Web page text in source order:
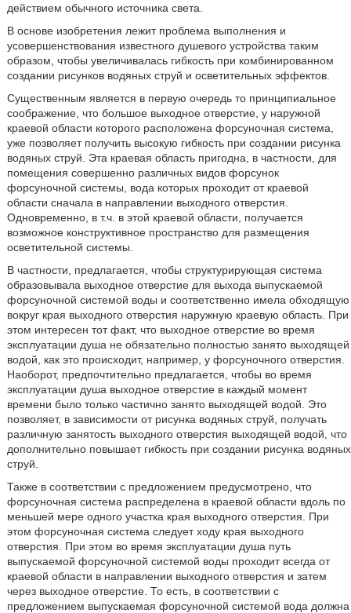
действием обычного источника света.
В основе изобретения лежит проблема выполнения и
усовершенствования известного душевого устройства таким
образом, чтобы увеличивалась гибкость при комбинированном
создании рисунков водяных струй и осветительных эффектов.
Существенным является в первую очередь то принципиальное
соображение, что большое выходное отверстие, у наружной
краевой области которого расположена форсуночная система,
уже позволяет получить высокую гибкость при создании рисунка
водяных струй. Эта краевая область пригодна, в частности, для
помещения совершенно различных видов форсунок
форсуночной системы, вода которых проходит от краевой
области сначала в направлении выходного отверстия.
Одновременно, в т.ч. в этой краевой области, получается
возможное конструктивное пространство для размещения
осветительной системы.
В частности, предлагается, чтобы структурирующая система
образовывала выходное отверстие для выхода выпускаемой
форсуночной системой воды и соответственно имела обходящую
вокруг края выходного отверстия наружную краевую область. При
этом интересен тот факт, что выходное отверстие во время
эксплуатации душа не обязательно полностью занято выходящей
водой, как это происходит, например, у форсуночного отверстия.
Наоборот, предпочтительно предлагается, чтобы во время
эксплуатации душа выходное отверстие в каждый момент
времени было только частично занято выходящей водой. Это
позволяет, в зависимости от рисунка водяных струй, получать
различную занятость выходного отверстия выходящей водой, что
дополнительно повышает гибкость при создании рисунка водяных
струй.
Также в соответствии с предложением предусмотрено, что
форсуночная система распределена в краевой области вдоль по
меньшей мере одного участка края выходного отверстия. При
этом форсуночная система следует ходу края выходного
отверстия. При этом во время эксплуатации душа путь
выпускаемой форсуночной системой воды проходит всегда от
краевой области в направлении выходного отверстия и затем
через выходное отверстие. То есть, в соответствии с
предложением выпускаемая форсуночной системой вода должна